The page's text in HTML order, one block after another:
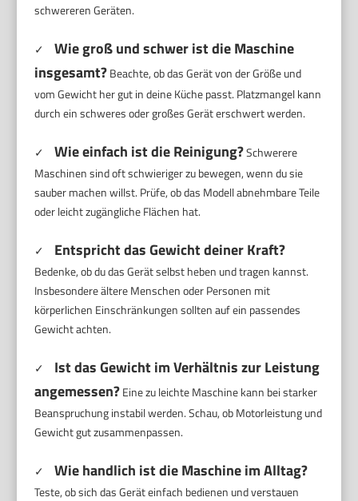
schwereren Geräten.
✓
Wie groß und schwer ist die Maschine
insgesamt?Beachte, ob das Gerät von der Größe und
vom Gewicht her gut in deine Küche passt. Platzmangel kann
durch ein schweres oder großes Gerät erschwert werden.
✓ Wie einfach ist die Reinigung?Schwerere
Maschinen sind oft schwieriger zu bewegen, wenn du sie
sauber machen willst. Prüfe, ob das Modell abnehmbare Teile
oder leicht zugängliche Flächen hat.
✓ Entspricht das Gewicht deiner Kraft?
Bedenke, ob du das Gerät selbst heben und tragen kannst.
Insbesondere ältere Menschen oder Personen mit
körperlichen Einschränkungen sollten auf ein passendes
Gewicht achten.
✓
Ist das Gewicht im Verhältnis zur Leistung
angemessen?Eine zu leichte Maschine kann bei starker
Beanspruchung instabil werden. Schau, ob Motorleistung und
Gewicht gut zusammenpassen.
✓ Wie handlich ist die Maschine im Alltag?
Teste, ob sich das Gerät einfach bedienen und verstauen